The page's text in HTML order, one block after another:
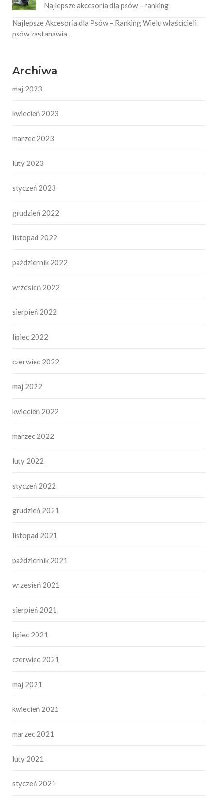
Najlepsze akcesoria dla psów – ranking
Najlepsze Akcesoria dla Psów – Ranking Wielu właścicieli
psów zastanawia …
Archiwa
maj 2023
kwiecień 2023
marzec 2023
luty 2023
styczeń 2023
grudzień 2022
listopad 2022
październik 2022
wrzesień 2022
sierpień 2022
lipiec 2022
czerwiec 2022
maj 2022
kwiecień 2022
marzec 2022
luty 2022
styczeń 2022
grudzień 2021
listopad 2021
październik 2021
wrzesień 2021
sierpień 2021
lipiec 2021
czerwiec 2021
maj 2021
kwiecień 2021
marzec 2021
luty 2021
styczeń 2021